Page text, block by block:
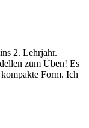
2. Lehrjahr.
zum Üben! Es
Form. Ich